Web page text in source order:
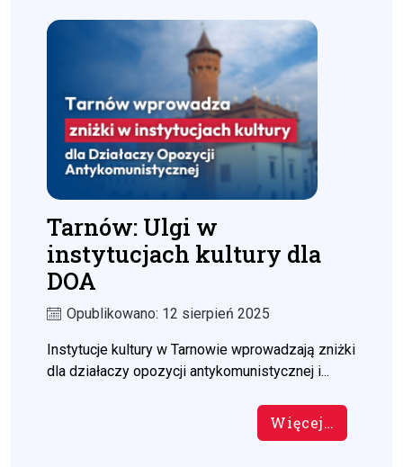
Tarnów: Ulgi w
instytucjach kultury dla
DOA
Opublikowano: 12 sierpień 2025
Instytucje kultury w Tarnowie wprowadzają zniżki
dla działaczy opozycji antykomunistycznej i...
Więcej…